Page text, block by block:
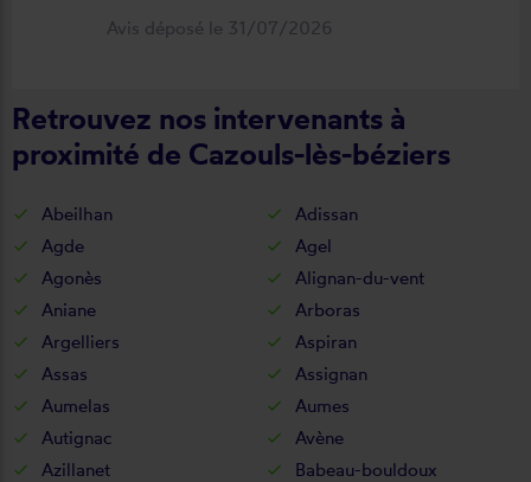
Avis déposé le 31/07/2026
Retrouvez nos intervenants à
proximité de Cazouls-lès-béziers
Abeilhan
Adissan
Agde
Agel
Agonès
Alignan-du-vent
Aniane
Arboras
Argelliers
Aspiran
Assas
Assignan
Aumelas
Aumes
Autignac
Avène
Azillanet
Babeau-bouldoux